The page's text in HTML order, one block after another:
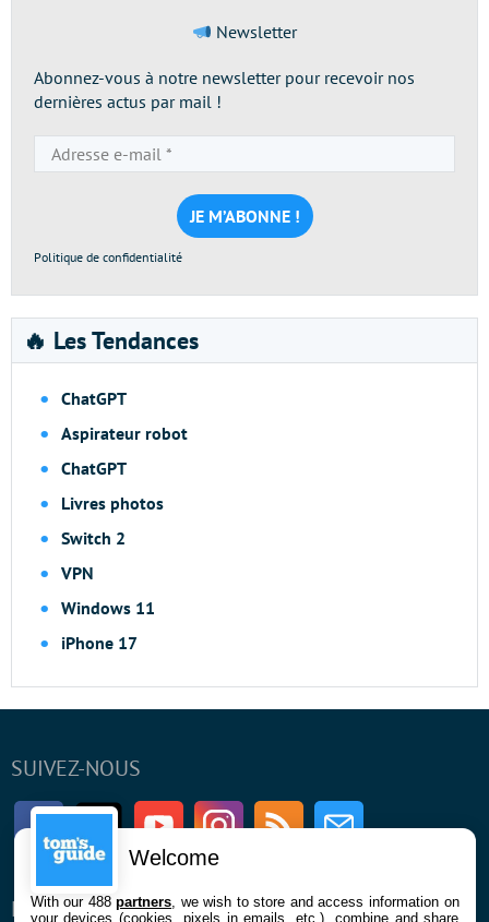
Newsletter
Abonnez-vous à notre newsletter pour recevoir nos
dernières actus par mail !
e-
mail
*
Politique de confidentialité
🔥 Les Tendances
ChatGPT
Aspirateur robot
ChatGPT
Livres photos
Switch 2
VPN
Windows 11
iPhone 17
SUIVEZ-NOUS
FacebookTwitter Youtube InstagramRSS Newsletter
ENTREPRISE À PROPOS
Welcome
With our 488partners , we wish to store and access information on
your devices (cookies, pixels in emails, etc.), combine and share